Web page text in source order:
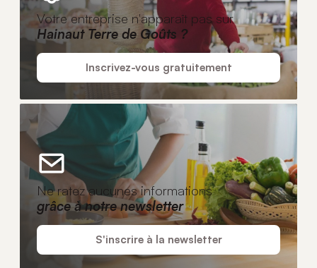
Votre entreprise n'apparaît pas sur
Hainaut Terre de Goûts ?
Inscrivez-vous gratuitement
Ne ratez aucunes informations
grâce à notre newsletter
S'inscrire à la newsletter